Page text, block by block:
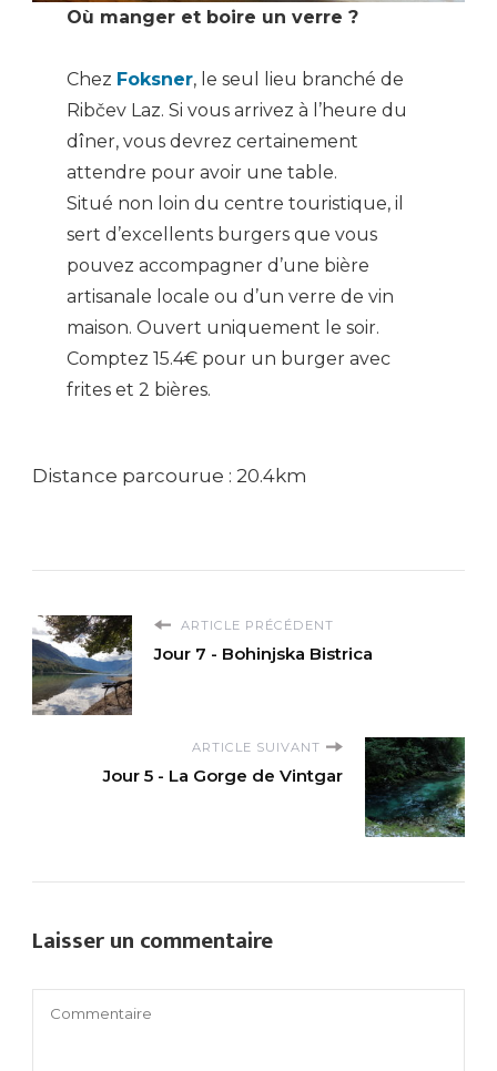
Où manger et boire un verre ?
Chez Foksner, le seul lieu branché de
Ribčev Laz. Si vous arrivez à l’heure du
dîner, vous devrez certainement
attendre pour avoir une table.
Situé non loin du centre touristique, il
sert d’excellents burgers que vous
pouvez accompagner d’une bière
artisanale locale ou d’un verre de vin
maison. Ouvert uniquement le soir.
Comptez 15.4€ pour un burger avec
frites et 2 bières.
Distance parcourue : 20.4km
ARTICLE PRÉCÉDENT
Jour 7 - Bohinjska Bistrica
ARTICLE SUIVANT
Jour 5 - La Gorge de Vintgar
Laisser un commentaire